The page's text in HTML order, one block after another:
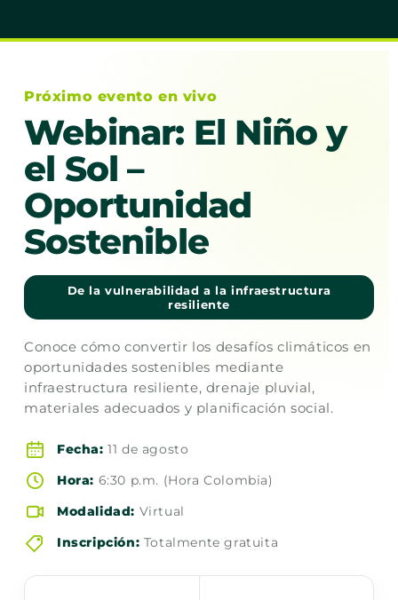
Próximo evento en vivo
Webinar: El Niño y
el Sol –
Oportunidad
Sostenible
De la vulnerabilidad a la infraestructura
resiliente
Conoce cómo convertir los desafíos climáticos en
oportunidades sostenibles mediante
infraestructura resiliente, drenaje pluvial,
materiales adecuados y planificación social.
Fecha: 11 de agosto
Hora: 6:30 p.m. (Hora Colombia)
Modalidad: Virtual
Inscripción: Totalmente gratuita